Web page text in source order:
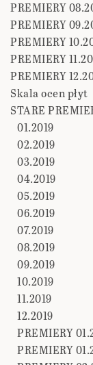
PREMIERY
PREMIERY
PREMIERY
PREMIERY
PREMIERY
Skala ocen płyt
STARE
01.2019
02.2019
03.2019
04.2019
05.2019
06.2019
07.2019
08.2019
09.2019
10.2019
11.2019
12.2019
PREMIERY
PREMIERY